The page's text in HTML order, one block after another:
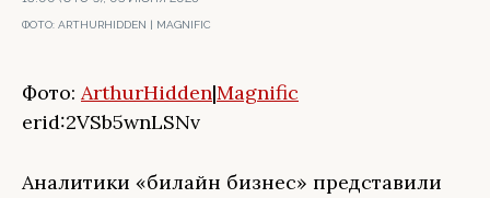
ФОТО: ARTHURHIDDEN | MAGNIFIC
Фото: ArthurHidden|Magnific
erid:2VSb5wnLSNv
Аналитики «билайн бизнес» представили